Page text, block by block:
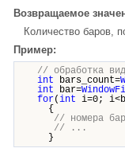
Возвращаемое
Количество баров,
Пример:
// обработка
int bars_count=
int bar=
for(int i=0;
{
// номера
// ...
}